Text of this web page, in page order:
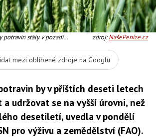
potravin stály v pozadí
zdroj:NašePeníze.cz
mezi oblíbené zdroje na Googlu
by v příštích deseti letech
udržovat se na vyšší úrovni, než
desetiletí, uvedla v pondělí
pro výživu a zemědělství (FAO).